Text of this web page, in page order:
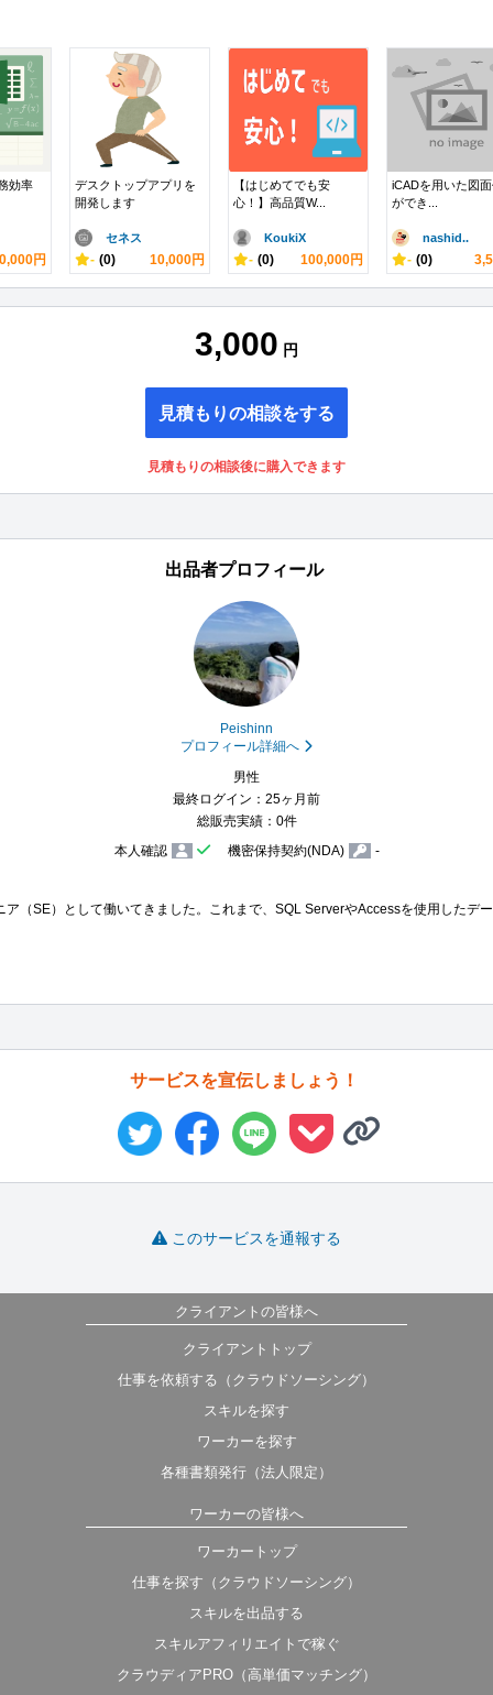
効率
円
デスクトップアプリを
開発します
セネス
- (0) 10,000円
【はじめてでも安
心！】高品質W...
KoukiX
- (0) 100,000円
iCADを用いた図
ができ...
nashid..
- (0)
3,000 円
見積もりの相談をする
見積もりの相談後に購入できます
出品者プロフィール
Peishinn
プロフィール詳細へ
男性
最終ログイン：25ヶ月前
総販売実績：0件
本人確認
機密保持契約(NDA) -
（SE）として働いてきました。これまで、SQL ServerやAccessを使用したデ
サービスを宣伝しましょう！
このサービスを通報する
クライアントの皆様へ
クライアントトップ
仕事を依頼する（クラウドソーシング）
スキルを探す
ワーカーを探す
各種書類発行（法人限定）
ワーカーの皆様へ
ワーカートップ
仕事を探す（クラウドソーシング）
スキルを出品する
スキルアフィリエイトで稼ぐ
クラウディアPRO（高単価マッチング）